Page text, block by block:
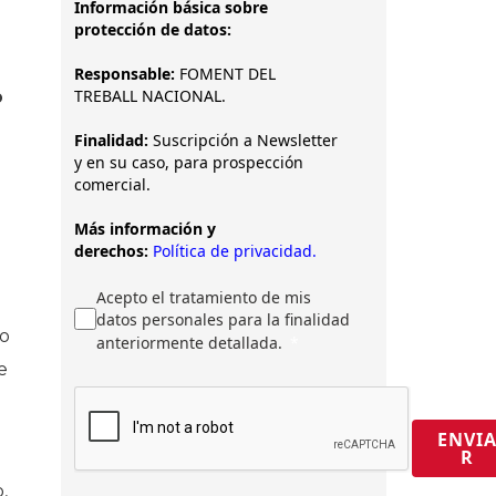
Información básica sobre
protección de datos:
Responsable: FOMENT DEL
TREBALL NACIONAL.
Finalidad: Suscripción a Newsletter
y en su caso, para prospección
comercial.
Más información y
derechos: Política de privacidad.
Acepto el tratamiento de mis
datos personales para la finalidad
anteriormente detallada.
ENVIA
R